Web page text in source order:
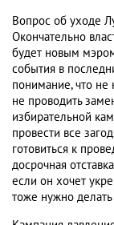
Вопрос об уходе
Окончательно
будет новым
события в
понимание, что не
не проводить
избирательной
провести все
готовиться к
досрочная
если он хочет
тоже нужно делать